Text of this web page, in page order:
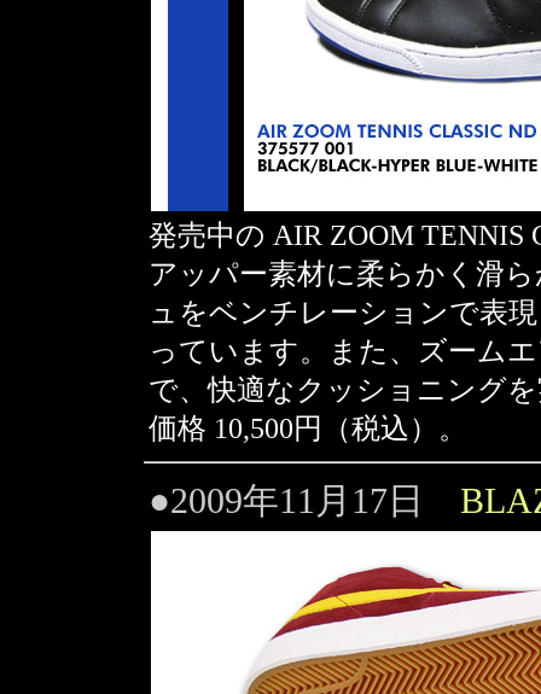
発売中の AIR ZOOM
アッパー素材に柔らかく滑
ュをベンチレーションで表
っています。また、ズーム
で、快適なクッショニング
価格 10,500円（税込）。
●2009年11月17日